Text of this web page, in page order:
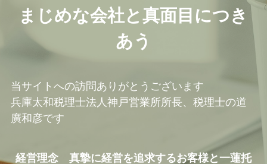
まじめな会社と真面目につき
あう
当サイトへの訪問ありがとうございます
兵庫太和税理士法人神戸営業所所長、税理士の道
廣和彦です
経営理念　真摯に経営を追求するお客様と一蓮托